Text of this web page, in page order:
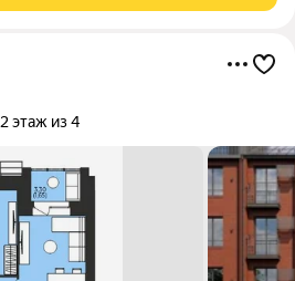
2 этаж из 4